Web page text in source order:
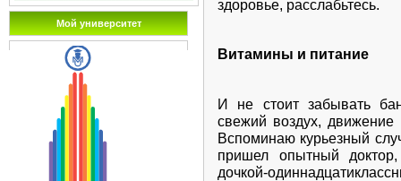
Мой университет
экзамене 3 часа.
Как вести себя во
Экзаменационные
сгруппированы задания
здоровье, расслабьтесь.
Витамины и питание
И не стоит забывать
свежий воздух,
Вспоминаю курьезный
пришел опытный
дочкой-